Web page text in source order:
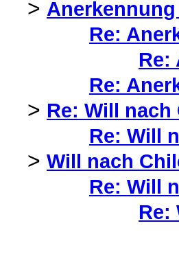
>
Re:
Re:
Re:
> Re: Will
Re: Will
> Will nach
Re: Will
Re: